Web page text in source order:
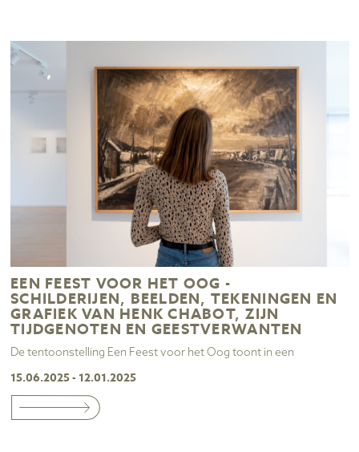
EEN FEEST VOOR HET OOG -
SCHILDERIJEN, BEELDEN, TEKENINGEN EN
GRAFIEK VAN HENK CHABOT, ZIJN
TIJDGENOTEN EN GEESTVERWANTEN
De tentoonstelling Een Feest voor het Oog toont in een
15.06.2025 - 12.01.2025